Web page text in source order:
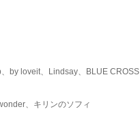
by loveit、Lindsay、BLUE CROSS
、キリンのソフィ